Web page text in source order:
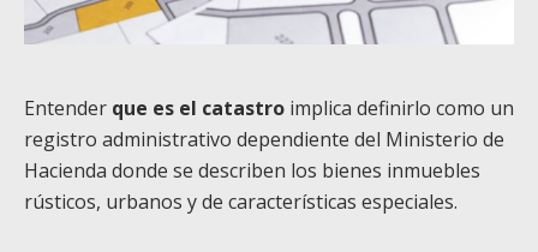
Entender que es el catastro implica definirlo como un
registro administrativo dependiente del Ministerio de
Hacienda donde se describen los bienes inmuebles
rústicos, urbanos y de características especiales.